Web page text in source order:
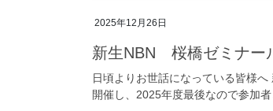
2025年12月26日
新生NBN 桜橋ゼミナー
日頃よりお世話になっている皆様
開催し、2025年度最後なので参加